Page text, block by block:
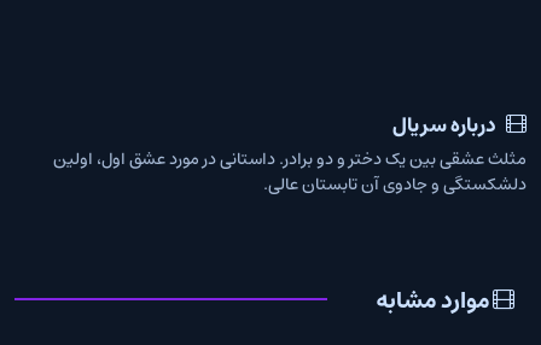
درباره سریال
مثلث عشقی بین یک دختر و دو برادر. داستانی در مورد عشق اول، اولین
دلشکستگی و جادوی آن تابستان عالی.
موارد مشابه